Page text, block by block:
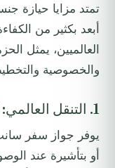
تمتد مزايا حيازة
أبعد بكثير من
العالميين، يمثل
والخصوصية
1. التنقل العالمي: 148 وجهة بدون تأشيرة
يوفر جواز سفر